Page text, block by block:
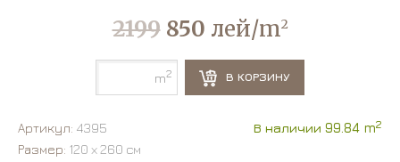
2199 850 лей/m2
m2 В КОРЗИНУ
Артикул: 4395 В наличии 99.84 m2
Размер: 120 х 260 см